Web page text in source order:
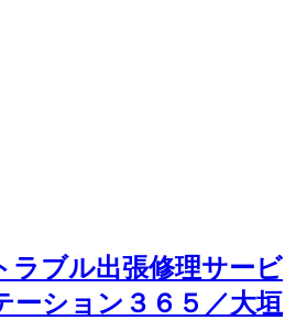
ラブル出張修理サービ
ーション３６５／大垣